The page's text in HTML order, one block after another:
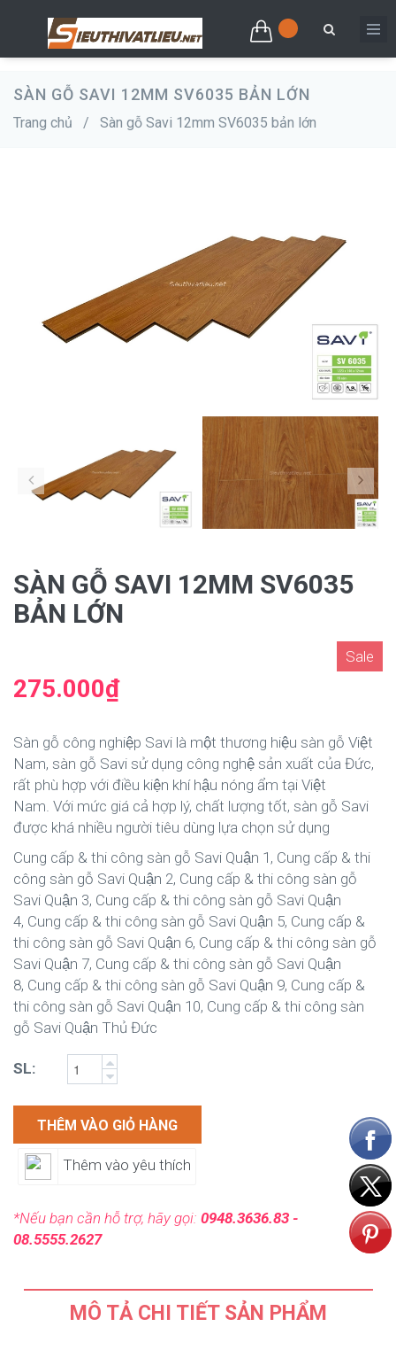
SÀN GỖ SAVI 12MM SV6035 BẢN LỚN
Trang chủ / Sàn gỗ Savi 12mm SV6035 bản lớn
SÀN GỖ SAVI 12MM SV6035
BẢN LỚN
Sale
275.000₫
Sàn gỗ công nghiệp Savi là một thương hiệu sàn gỗ Việt
Nam, sàn gỗ Savi sử dụng công nghệ sản xuất của Đức,
rất phù hợp với điều kiện khí hậu nóng ẩm tại Việt
Nam. Với mức giá cả hợp lý, chất lượng tốt, sàn gỗ Savi
được khá nhiều người tiêu dùng lựa chọn sử dụng
Cung cấp & thi công sàn gỗ Savi Quận 1, Cung cấp & thi
công sàn gỗ Savi Quận 2, Cung cấp & thi công sàn gỗ
Savi Quận 3, Cung cấp & thi công sàn gỗ Savi Quận
4, Cung cấp & thi công sàn gỗ Savi Quận 5, Cung cấp &
thi công sàn gỗ Savi Quận 6, Cung cấp & thi công sàn gỗ
Savi Quận 7, Cung cấp & thi công sàn gỗ Savi Quận
8, Cung cấp & thi công sàn gỗ Savi Quận 9, Cung cấp &
thi công sàn gỗ Savi Quận 10, Cung cấp & thi công sàn
gỗ Savi Quận Thủ Đức
SL:
THÊM VÀO GIỎ HÀNG
Thêm vào yêu thích
*Nếu bạn cần hỗ trợ, hãy gọi: 0948.3636.83 -
08.5555.2627
MÔ TẢ CHI TIẾT SẢN PHẨM